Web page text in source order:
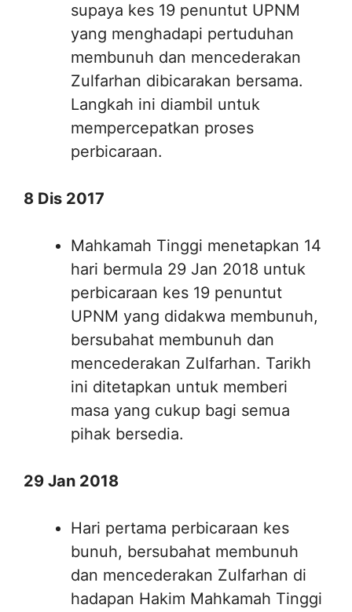
supaya kes 19 penuntut UPNM
yang menghadapi pertuduhan
membunuh dan mencederakan
Zulfarhan dibicarakan bersama.
Langkah ini diambil untuk
mempercepatkan proses
perbicaraan.
8 Dis 2017
Mahkamah Tinggi menetapkan 14
hari bermula 29 Jan 2018 untuk
perbicaraan kes 19 penuntut
UPNM yang didakwa membunuh,
bersubahat membunuh dan
mencederakan Zulfarhan. Tarikh
ini ditetapkan untuk memberi
masa yang cukup bagi semua
pihak bersedia.
29 Jan 2018
Hari pertama perbicaraan kes
bunuh, bersubahat membunuh
dan mencederakan Zulfarhan di
hadapan Hakim Mahkamah Tinggi